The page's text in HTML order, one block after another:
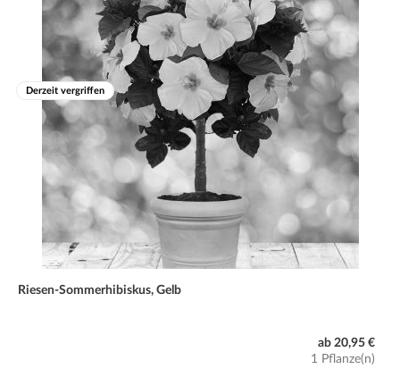
Derzeit vergriffen
Riesen-Sommerhibiskus, Gelb
ab 20,95 €
1 Pflanze(n)